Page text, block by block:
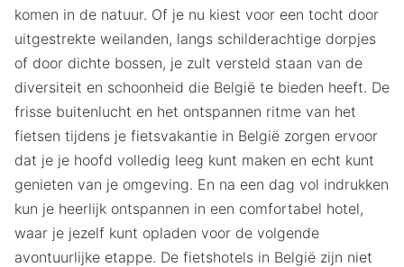
komen in de natuur. Of je nu kiest voor een tocht door
uitgestrekte weilanden, langs schilderachtige dorpjes
of door dichte bossen, je zult versteld staan van de
diversiteit en schoonheid die België te bieden heeft. De
frisse buitenlucht en het ontspannen ritme van het
fietsen tijdens je fietsvakantie in België zorgen ervoor
dat je je hoofd volledig leeg kunt maken en echt kunt
genieten van je omgeving. En na een dag vol indrukken
kun je heerlijk ontspannen in een comfortabel hotel,
waar je jezelf kunt opladen voor de volgende
avontuurlijke etappe. De fietshotels in België zijn niet